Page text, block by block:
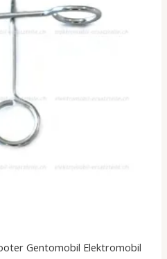
Gentomobil Elektromobil